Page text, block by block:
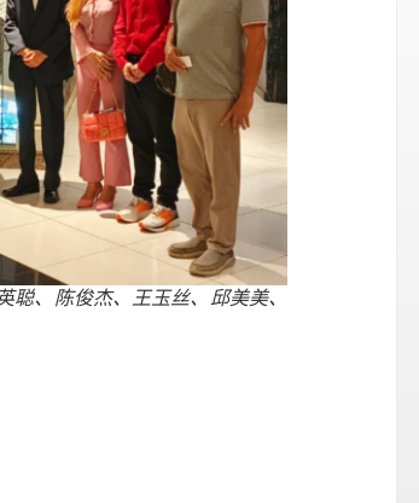
、陈俊杰、王玉丝、邱美美、